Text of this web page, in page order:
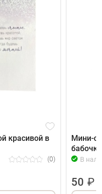
красивой в
(0)
Мини-
В
50 ₽